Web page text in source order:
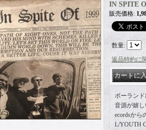
IN SPITE
販売価格:
数量:
返品特約に
ポーラン
音源が嬉
ecordsから
L/YOUTH